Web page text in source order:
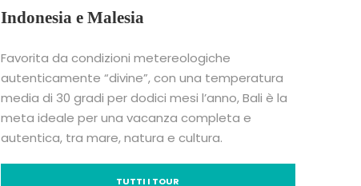
Indonesia e Malesia
Favorita da condizioni metereologiche
autenticamente “divine”, con una temperatura
media di 30 gradi per dodici mesi l’anno, Bali è la
meta ideale per una vacanza completa e
autentica, tra mare, natura e cultura.
TUTTI I TOUR